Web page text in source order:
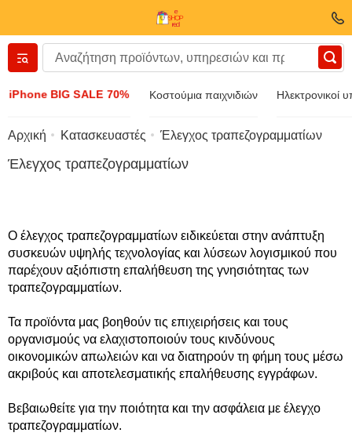
iPhone BIG SALE 70% Κοστούμια παιχνιδιών Ηλεκτρονικοί
Вернуться назад
Εξαρτήματα
Κοσμήματα
Αρχική Κατασκευαστές Έλεγχος τραπεζογραμματίων
Έλεγχος τραπεζογραμματίων
Ο έλεγχος τραπεζογραμματίων ειδικεύεται στην ανάπτυξη
συσκευών υψηλής τεχνολογίας και λύσεων λογισμικού που
παρέχουν αξιόπιστη επαλήθευση της γνησιότητας των
τραπεζογραμματίων.
Τα προϊόντα μας βοηθούν τις επιχειρήσεις και τους
οργανισμούς να ελαχιστοποιούν τους κινδύνους
οικονομικών απωλειών και να διατηρούν τη φήμη τους μέσω
ακριβούς και αποτελεσματικής επαλήθευσης εγγράφων.
Βεβαιωθείτε για την ποιότητα και την ασφάλεια με έλεγχο
τραπεζογραμματίων.